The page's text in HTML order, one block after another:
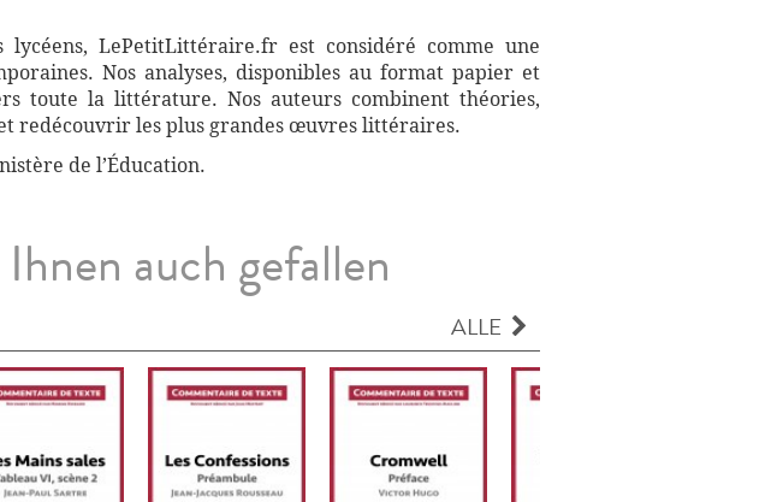
LePetitLittéraire.fr est considéré comme une
Nos analyses, disponibles au format papier et
toute la littérature. Nos auteurs combinent théories,
redécouvrir les plus grandes œuvres littéraires.
de l’Éducation.
auch gefallen
ALLE